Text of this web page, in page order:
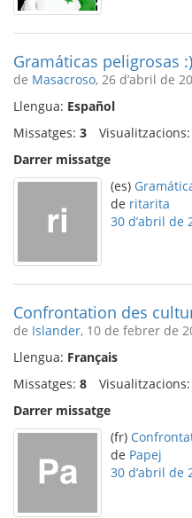
Gramáticas peligrosas :)
de Masacroso, 26 d’abril de
Llengua: Español
Missatges: 3 Visualitzacions:
Darrer missatge
(es)
de ritarita
30 d’abril de
Confrontation des
de Islander, 10 de febrer de
Llengua: Français
Missatges: 8 Visualitzacions:
Darrer missatge
(fr)
de Papej
30 d’abril de